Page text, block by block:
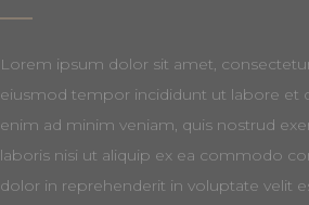
Lorem ipsum dolor sit amet,
eiusmod tempor incididunt ut labore et
enim ad minim veniam, quis nostrud
laboris nisi ut aliquip ex ea commodo
dolor in reprehenderit in voluptate velit